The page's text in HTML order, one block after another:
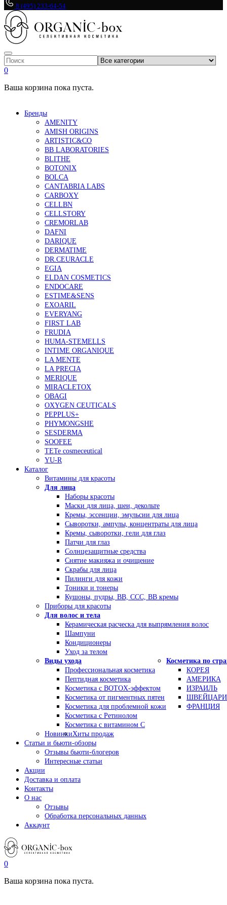
8 (495) 233-64-54
0
Ваша корзина пока пуста.
Бренды
AMENITY
AMISH ORIGINS
ARTISTIC&CO
BB LABORATORIES
BLITHE
BOTONIX
BOLCA
CANTABRIA LABS
CARBOXY
CELLBN
CELLSTORY
CREMORLAB
DAFNI
DARIQUE
DERMATIME
DR.CEURACLE
EGIA
ELDAN COSMETICS
ENDOCARE
ESTIME&SENS
EXOARIL
EVERYANG
FIRST LAB
FRUDIA
HUMA-STEMELLS
INTIME ORGANIQUE
LA MENTE
LA PRECIA
MERIQUE
MIRACLETOX
OBAGI
OXYGEN CEUTICALS
PEPPLUS+
PHYMONGSHE
SESDERMA
SOOFEE
TETe cosmeceutical
YU-R
Каталог
Витамины для красоты
Для лица
Наборы красоты
Маски для лица, шеи, декольте
Кремы, эссенции, эмульсии для лица
Сыворотки, ампулы, концентраты для лица
Кремы, сыворотки, гели для глаз
Патчи для глаз
Солнцезащитные средства
Снятие макияжа и очищение
Скрабы для лица
Пилинги для кожи
Тоники и тонеры
Кушоны, пудры, ВВ, ССС, ВВ кремы
Приборы для красоты
Для волос и тела
Керамическая расческа для выпрямления волос
Шампуни
Кондиционеры
Уход за телом
Виды ухода
Профессиональная косметика
Пептидная косметика
Косметика с BOTOX-эффектом
Косметика от пигментных пятен
Косметика для проблемной кожи
Косметика с Ретинолом
Косметика с витамином С
Косметика по
КОРЕЯ
АМЕРИКА
ИЗРАИЛЬ
ФРАНЦИЯ
НовинкиХиты продаж
Статьи и бьюти-обзоры
Отзывы бьюти-блогеров
Интересные статьи
Акции
Доставка и оплата
Контакты
О нас
Отзывы
Обработка персональных данных
Аккаунт
0
Ваша корзина пока пуста.